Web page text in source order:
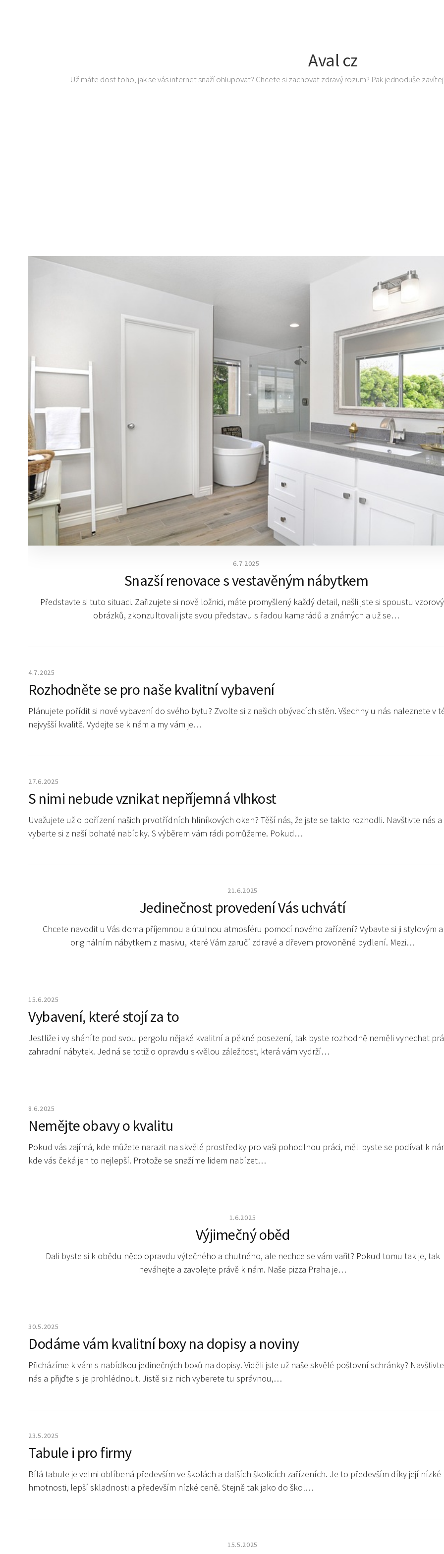
Aval cz
Už máte dost toho, jak se vás internet snaží ohlupovat? Chcete si zachovat zdravý rozum? Pak jednoduše
6.7.2025
Snazší renovace s vestavěným nábytkem
Představte si tuto situaci. Zařizujete si nově ložnici, máte promyšlený každý detail, našli jste si spoustu
obrázků, zkonzultovali jste svou představu s řadou kamarádů a známých a už se…
4.7.2025
Rozhodněte se pro naše kvalitní vybavení
Plánujete pořídit si nové vybavení do svého bytu? Zvolte si z našich obývacích stěn. Všechny u nás naleznete v
nejvyšší kvalitě. Vydejte se k nám a my vám je…
27.6.2025
S nimi nebude vznikat nepříjemná vlhkost
Uvažujete už o pořízení našich prvotřídních hliníkových oken? Těší nás, že jste se takto rozhodli. Navštivte nás a
vyberte si z naší bohaté nabídky. S výběrem vám rádi pomůžeme. Pokud…
21.6.2025
Jedinečnost provedení Vás uchvátí
Chcete navodit u Vás doma příjemnou a útulnou atmosféru pomocí nového zařízení? Vybavte si ji stylovým a
originálním nábytkem z masivu, které Vám zaručí zdravé a dřevem provoněné bydlení. Mezi…
15.6.2025
Vybavení, které stojí za to
Jestliže i vy sháníte pod svou pergolu nějaké kvalitní a pěkné posezení, tak byste rozhodně neměli vynechat
zahradní nábytek. Jedná se totiž o opravdu skvělou záležitost, která vám vydrží…
8.6.2025
Nemějte obavy o kvalitu
Pokud vás zajímá, kde můžete narazit na skvělé prostředky pro vaši pohodlnou práci, měli byste se podívat k
kde vás čeká jen to nejlepší. Protože se snažíme lidem nabízet…
1.6.2025
Výjimečný oběd
Dali byste si k obědu něco opravdu výtečného a chutného, ale nechce se vám vařit? Pokud tomu tak je, tak
neváhejte a zavolejte právě k nám. Naše pizza Praha je…
30.5.2025
Dodáme vám kvalitní boxy na dopisy a noviny
Přicházíme k vám s nabídkou jedinečných boxů na dopisy. Viděli jste už naše skvělé poštovní schránky? Navštivte
nás a přijďte si je prohlédnout. Jistě si z nich vyberete tu správnou,…
23.5.2025
Tabule i pro firmy
Bílá tabule je velmi oblíbená především ve školách a dalších školicích zařízeních. Je to především díky její nízké
hmotnosti, lepší skladnosti a především nízké ceně. Stejně tak jako do škol…
15.5.2025